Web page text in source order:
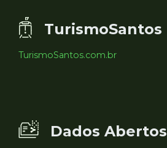
TurismoSantos
TurismoSantos.com.br
Dados Abertos